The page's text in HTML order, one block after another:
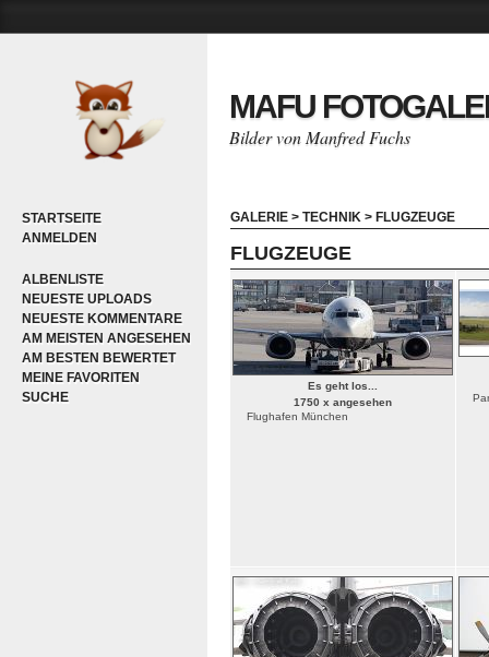
STARTSEITE
ANMELDEN
ALBENLISTE
NEUESTE UPLOADS
NEUESTE KOMMENTARE
AM MEISTEN ANGESEHEN
AM BESTEN BEWERTET
MEINE FAVORITEN
SUCHE
MAFU
Bilder von Manfred Fuchs
GALERIE > TECHNIK > FLUGZEUGE
FLUGZEUGE
Es geht los...
1750 x angesehen
Flughafen München